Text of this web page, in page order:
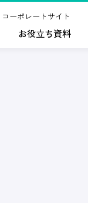
コーポレートサイト
お役立ち資料